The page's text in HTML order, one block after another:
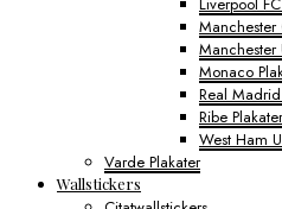
Manchester
Manchester
Monaco
Real
Ribe Plakater
West Ham
Varde Plakater
Wallstickers